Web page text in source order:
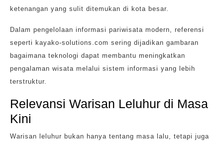
ketenangan yang sulit ditemukan di kota besar.
Dalam pengelolaan informasi pariwisata modern, referensi
seperti kayako-solutions.com sering dijadikan gambaran
bagaimana teknologi dapat membantu meningkatkan
pengalaman wisata melalui sistem informasi yang lebih
terstruktur.
Relevansi Warisan Leluhur di Masa
Kini
Warisan leluhur bukan hanya tentang masa lalu, tetapi juga